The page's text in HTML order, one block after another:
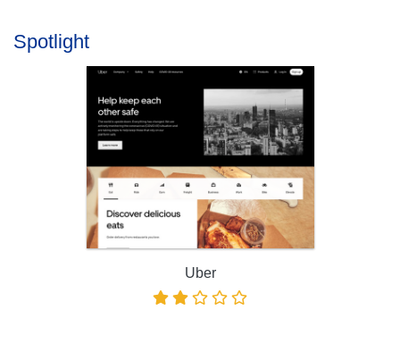
Spotlight
Uber